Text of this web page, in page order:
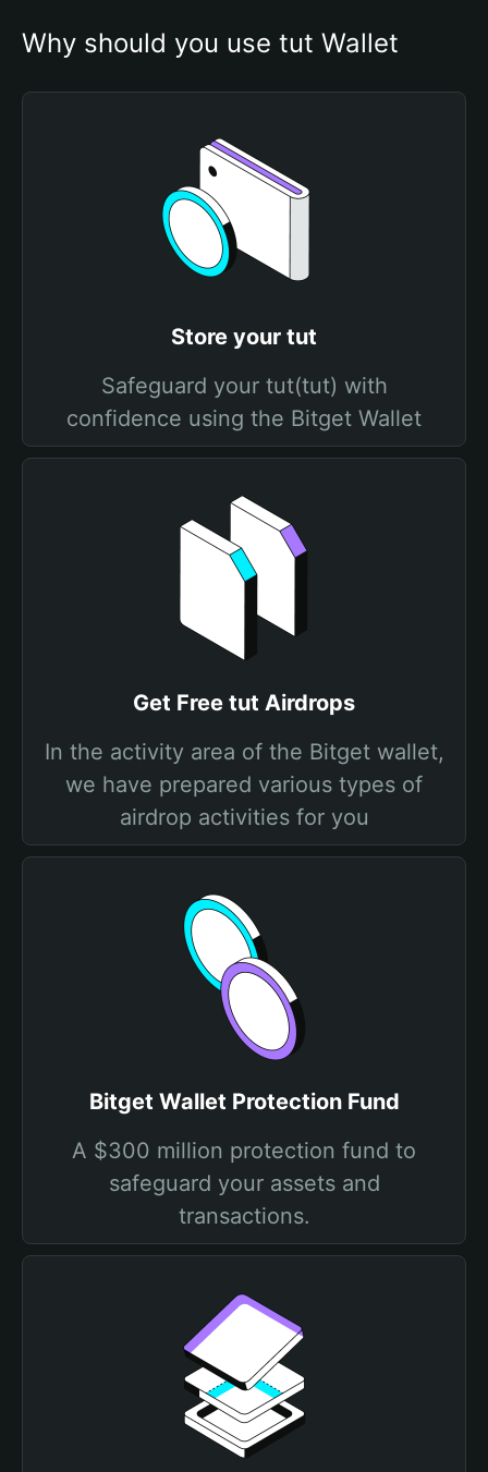
Why should you use tut Wallet
Store your tut
Safeguard your tut(tut) with
confidence using the Bitget Wallet
Get Free tut Airdrops
In the activity area of the Bitget wallet,
we have prepared various types of
airdrop activities for you
Bitget Wallet Protection Fund
A $300 million protection fund to
safeguard your assets and
transactions.